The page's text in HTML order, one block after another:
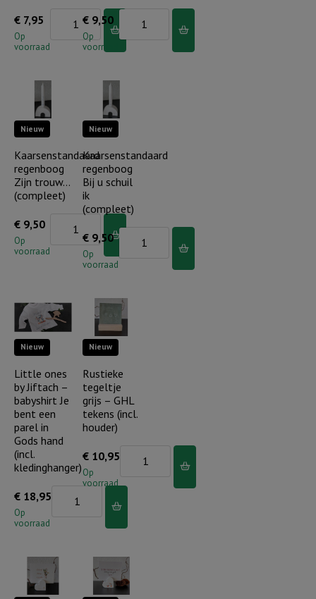
aantal
€ 7,95
Op
voorraad
Wenskaarthouder
magneet
ben
prachtig..
aantal
€ 9,50
Op
voorraad
Kaarsenstandaard
regenboog
De
Nieuw
Kaarsenstandaard
regenboog
Zijn trouw…
(compleet)
€ 9,50
Op
voorraad
Kaarsenstandaard
regenboog
(compleet)
aantal
Nieuw
Kaarsenstandaard
regenboog
Bij u schuil
ik
(compleet)
€ 9,50
Op
voorraad
Kaarsenstandaard
regenboog
schuil
ik
aantal
Nieuw
Little ones
by Jiftach –
babyshirt Je
bent een
parel in
Gods hand
(incl.
kledinghanger)
€ 18,95
Op
voorraad
-
Nieuw
Rustieke
tegeltje
grijs – GHL
tekens (incl.
houder)
€ 10,95
Op
voorraad
grijs
-
GHL
(incl.
houder)